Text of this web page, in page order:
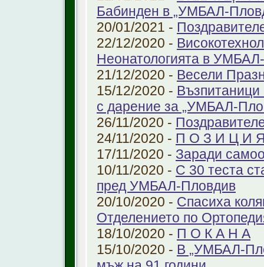
Бабинден в „УМБАЛ-
20/01/2021 -
22/12/2020 -
Неонатологията в
21/12/2020 - Весели
15/12/2020 -
с дарение за „УМБАЛ-
26/11/2020 -
24/11/2020 - П О З И Ц И
17/11/2020 - Заради
10/11/2020 - С 30 теста
пред УМБАЛ-Пловдив
20/10/2020 - Спасиха
Отделението по
18/10/2020 - П О К А Н А
15/10/2020 - В „УМБАЛ-